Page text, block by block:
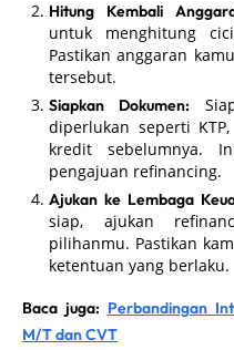
Hitung Kembali
untuk menghitung
Pastikan anggaran
tersebut.
Siapkan Dokumen:
diperlukan seperti
kredit sebelumnya.
pengajuan refinancing.
Ajukan ke Lembaga
siap, ajukan
pilihanmu. Pastikan
ketentuan yang berlaku.
Baca juga: Perbandingan
M/T dan CVT